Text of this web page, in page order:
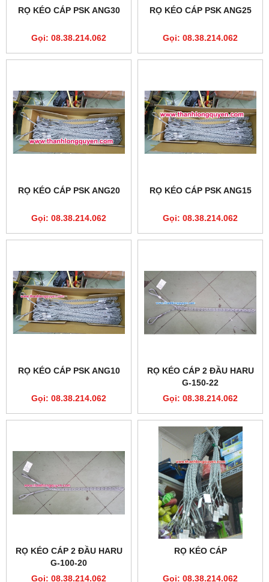
RỌ KÉO CÁP PSK ANG30
Gọi: 08.38.214.062
RỌ KÉO CÁP PSK ANG25
Gọi: 08.38.214.062
RỌ KÉO CÁP PSK ANG20
Gọi: 08.38.214.062
RỌ KÉO CÁP PSK ANG15
Gọi: 08.38.214.062
RỌ KÉO CÁP PSK ANG10
Gọi: 08.38.214.062
RỌ KÉO CÁP 2 ĐẦU HARU
G-150-22
Gọi: 08.38.214.062
RỌ KÉO CÁP 2 ĐẦU HARU
G-100-20
Gọi: 08.38.214.062
RỌ KÉO CÁP
Gọi: 08.38.214.062